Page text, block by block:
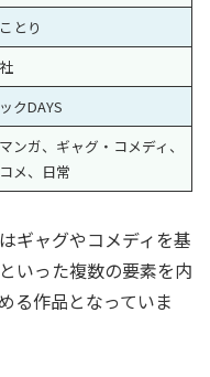
とり
クDAYS
ンガ、ギャグ・コメディ、
メ、日常
ギャグやコメディを基
いった複数の要素を内
る作品となっていま